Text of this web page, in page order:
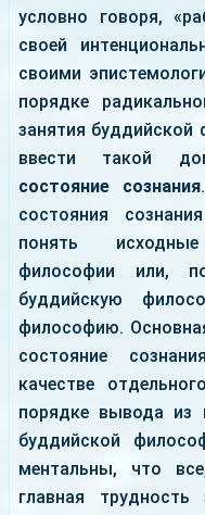
условно говоря,
своей
своими
порядке
занятия буддийской
ввести такой
состояние сознания
состояния
понять
философии или,
буддийскую
философию.
состояние
качестве
порядке вывода из
буддийской
ментальны, что
главная